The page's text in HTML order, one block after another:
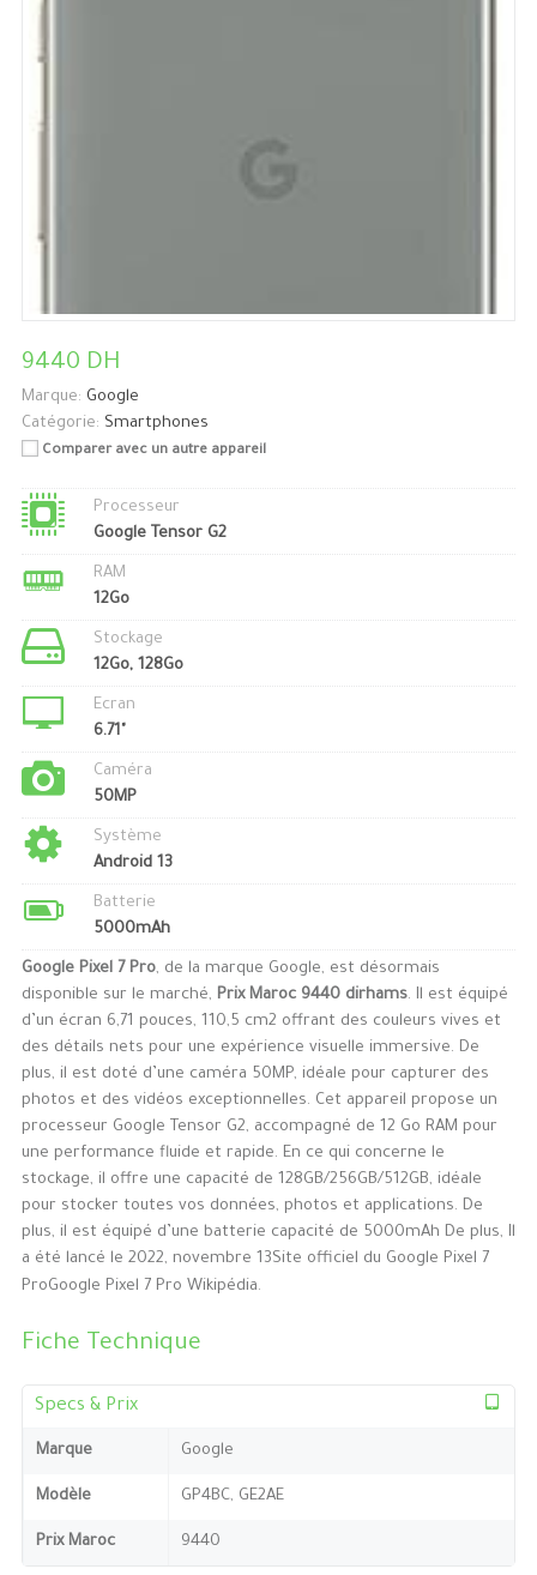
9440 DH
Marque: Google
Catégorie: Smartphones
Comparer avec un autre appareil
Processeur
Google Tensor G2
RAM
12Go
Stockage
12Go, 128Go
Ecran
6.71"
Caméra
50MP
Système
Android 13
Batterie
5000mAh
Google Pixel 7 Pro, de la marque Google, est désormais
disponible sur le marché, Prix Maroc 9440 dirhams. Il est équipé
d’un écran 6,71 pouces, 110,5 cm2 offrant des couleurs vives et
des détails nets pour une expérience visuelle immersive. De
plus, il est doté d’une caméra 50MP, idéale pour capturer des
photos et des vidéos exceptionnelles. Cet appareil propose un
processeur Google Tensor G2, accompagné de 12 Go RAM pour
une performance fluide et rapide. En ce qui concerne le
stockage, il offre une capacité de 128GB/256GB/512GB, idéale
pour stocker toutes vos données, photos et applications. De
plus, il est équipé d’une batterie capacité de 5000mAh De plus, Il
a été lancé le 2022, novembre 13Site officiel du Google Pixel 7
ProGoogle Pixel 7 Pro Wikipédia.
Fiche Technique
Specs & Prix
Marque Google
Modèle GP4BC, GE2AE
Prix Maroc 9440